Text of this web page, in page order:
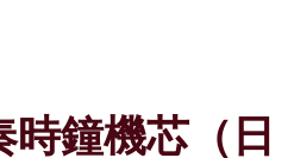
時鐘機芯（日